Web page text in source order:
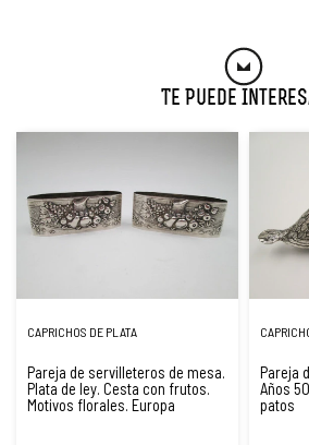
Te Puede
CAPRICHOS DE PLATA
Pareja de servilleteros de mesa.
Plata de ley. Cesta con frutos.
Motivos florales. Europa
Pareja
Años
patos